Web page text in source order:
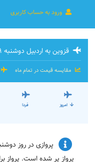
ورود به حساب کاربری
قزوین به اردبیل دوشنبه ۱۹ مرداد
مقایسه قیمت در تمام ماه
امروز فردا
پرواز پر شده است. پرواز